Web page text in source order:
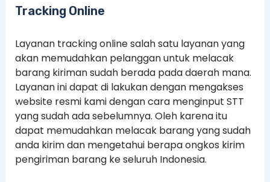
Tracking Online
Layanan tracking online salah satu layanan yang
akan memudahkan pelanggan untuk melacak
barang kiriman sudah berada pada daerah mana.
Layanan ini dapat di lakukan dengan mengakses
website resmi kami dengan cara menginput STT
yang sudah ada sebelumnya. Oleh karena itu
dapat memudahkan melacak barang yang sudah
anda kirim dan mengetahui berapa ongkos kirim
pengiriman barang ke seluruh Indonesia.